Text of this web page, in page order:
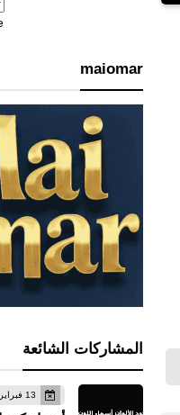
maiomar
المشاركات الشائعة
13 فبراير 2020